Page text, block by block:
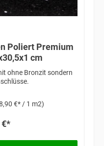
Poliert Premium
cm
ohne Bronzit sondern
€* / 1 m2)
€*